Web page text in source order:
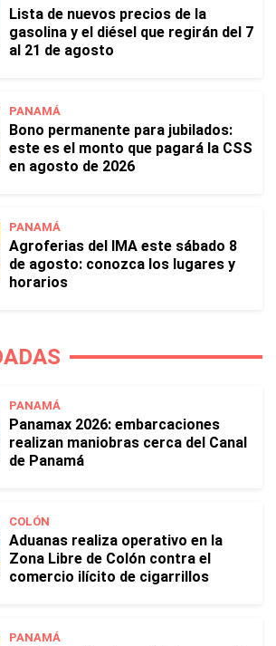
Lista de nuevos precios de la
gasolina y el diésel que regirán del 7
al 21 de agosto
PANAMÁ
Bono permanente para jubilados:
este es el monto que pagará la CSS
en agosto de 2026
PANAMÁ
Agroferias del IMA este sábado 8
de agosto: conozca los lugares y
horarios
PANAMÁ
Panamax 2026: embarcaciones
realizan maniobras cerca del Canal
de Panamá
COLÓN
Aduanas realiza operativo en la
Zona Libre de Colón contra el
comercio ilícito de cigarrillos
PANAMÁ